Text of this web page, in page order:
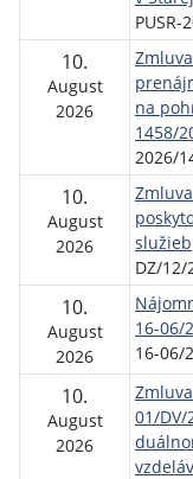
PUSR-
10.
August
2026
na
1458/
2026/
10.
August
2026
služieb
DZ/12/
10.
August
2026
16-06/
16-06/
10.
August
2026
01/DV/